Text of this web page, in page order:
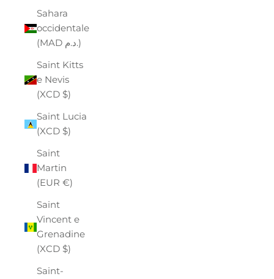
Sahara
occidentale
(MAD د.م.)
Saint Kitts
e Nevis
(XCD $)
Saint Lucia
(XCD $)
Saint
Martin
(EUR €)
Saint
Vincent e
Grenadine
(XCD $)
Saint-